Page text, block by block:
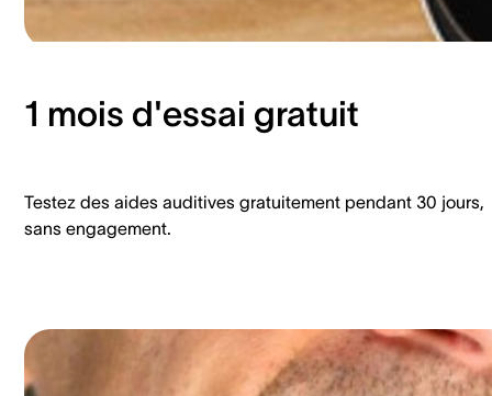
1 mois d'essai gratuit
Testez des aides auditives gratuitement pendant 30 jours,
sans engagement.